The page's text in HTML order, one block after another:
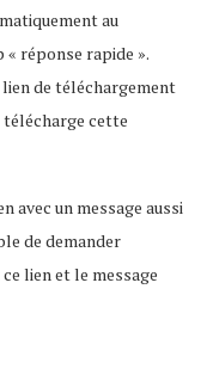
au
« réponse rapide ».
de téléchargement
télécharge cette
avec un message aussi
de demander
lien et le message